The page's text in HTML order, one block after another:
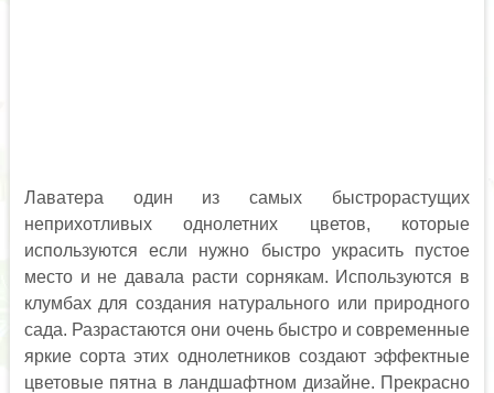
Лаватера один из самых быстрорастущих
неприхотливых однолетних цветов, которые
используются если нужно быстро украсить пустое
место и не давала расти сорнякам. Используются в
клумбах для создания натурального или природного
сада. Разрастаются они очень быстро и современные
яркие сорта этих однолетников создают эффектные
цветовые пятна в ландшафтном дизайне. Прекрасно